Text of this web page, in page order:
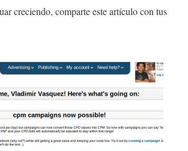
creciendo, comparte este artículo con tus